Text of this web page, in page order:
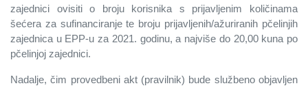
zajednici ovisiti o broju korisnika s prijavljenim količinama
šećera za sufinanciranje te broju prijavljenih/ažuriranih pčelinjih
zajednica u EPP-u za 2021. godinu, a najviše do 20,00 kuna po
pčelinjoj zajednici.
Nadalje, čim provedbeni akt (pravilnik) bude službeno objavljen